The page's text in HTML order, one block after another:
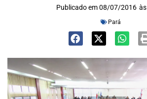
Publicado em 08/07/2016 às
Pará